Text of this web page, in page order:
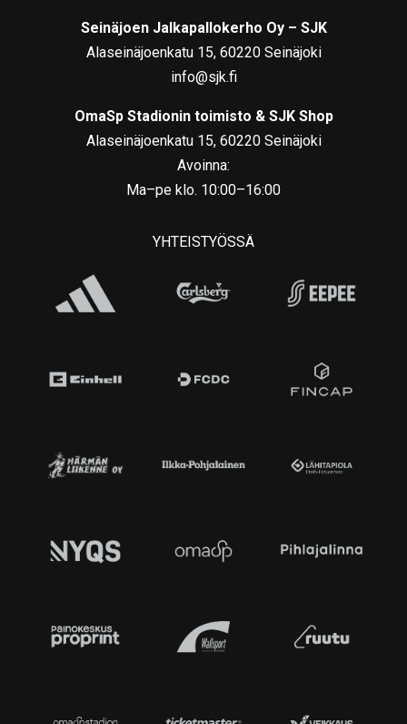
Seinäjoen Jalkapallokerho Oy – SJK
Alaseinäjoenkatu 15, 60220 Seinäjoki
info@sjk.fi
OmaSp Stadionin toimisto & SJK Shop
Alaseinäjoenkatu 15, 60220 Seinäjoki
Avoinna:
Ma–pe klo. 10:00–16:00
YHTEISTYÖSSÄ